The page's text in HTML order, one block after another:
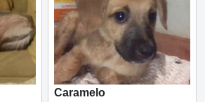
Caramelo